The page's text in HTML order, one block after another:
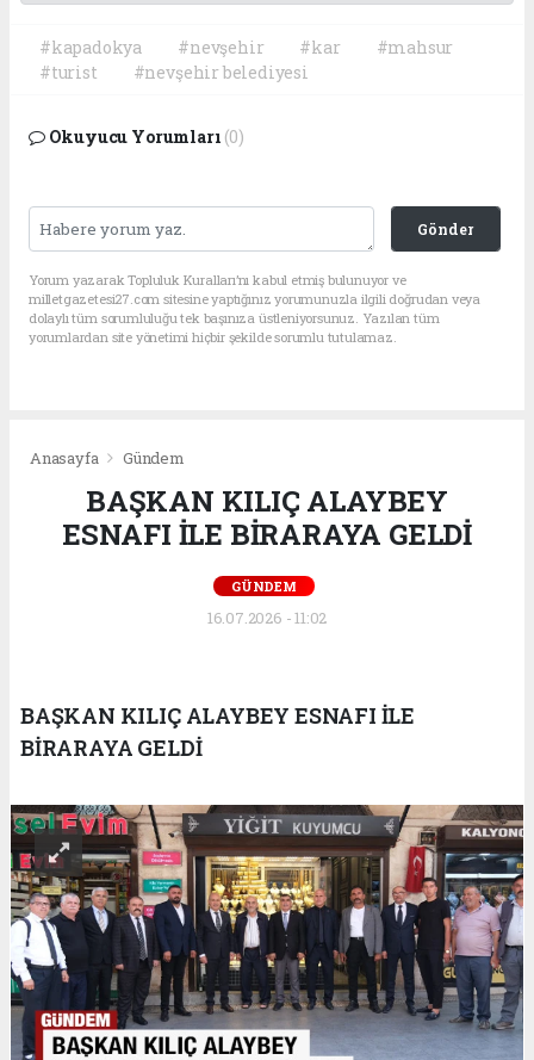
#kapadokya #nevşehir #kar
#mahsur
#turist
#nevşehir belediyesi
Okuyucu Yorumları (0)
Gönder
Yorum yazarak Topluluk Kuralları’nı kabul etmiş bulunuyor ve
milletgazetesi27.com sitesine yaptığınız yorumunuzla ilgili doğrudan veya
dolaylı tüm sorumluluğu tek başınıza üstleniyorsunuz. Yazılan tüm
yorumlardan site yönetimi hiçbir şekilde sorumlu tutulamaz.
Anasayfa Gündem
BAŞKAN KILIÇ ALAYBEY
ESNAFI İLE BİRARAYA GELDİ
GÜNDEM
16.07.2026 - 11:02
BAŞKAN KILIÇ ALAYBEY ESNAFI İLE
BİRARAYA GELDİ